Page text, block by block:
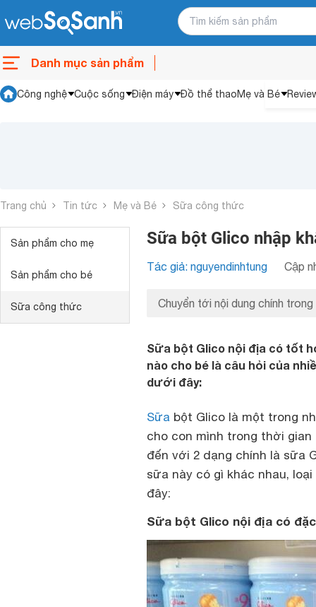
Danh mục sản phẩm
Công nghệ Cuộc sống Điện máy Đồ thể thaoMẹ và Bé
Trang chủ Tin tức Mẹ và Bé Sữa công thức
Sản phẩm cho mẹ
Sản phẩm cho bé
Sữa công thức
Sữa bột Glico nhập
Tác giả: nguyendinhtung Cập
Chuyển tới nội dung chính trong
Sữa bột Glico nội địa có tốt
nào cho bé là câu hỏi của
dưới đây:
Sữa bột Glico là một trong
cho con mình trong thời
đến với 2 dạng chính là sữa
sữa này có gì khác nhau,
đây:
Sữa bột Glico nội địa có